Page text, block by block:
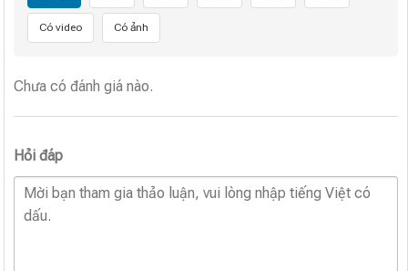
Có video Có ảnh
Chưa có đánh giá nào.
Hỏi đáp